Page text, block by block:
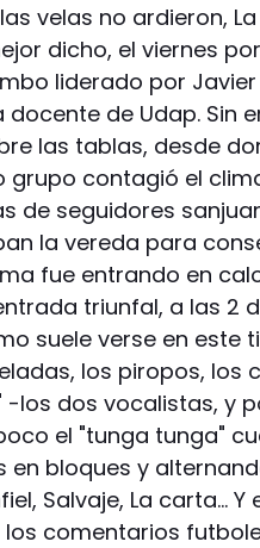
velas no ardieron,
dicho, el viernes
liderado por Javier
de Udap. Sin
las tablas, desde
grupo contagió el
de seguidores
la vereda para
fue entrando en
triunfal, a las 2
suele verse en este
los piropos, los
-los dos vocalistas, y
el "tunga tunga"
en bloques y
Salvaje, La carta…
comentarios